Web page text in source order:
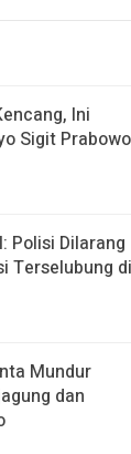
Ini
Sigit Prabowo
Polisi Dilarang
Terselubung di
Mundur
dan